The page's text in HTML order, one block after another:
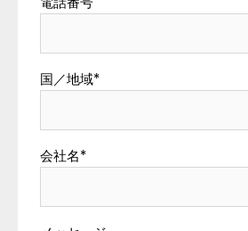
国／地域*
会社名*